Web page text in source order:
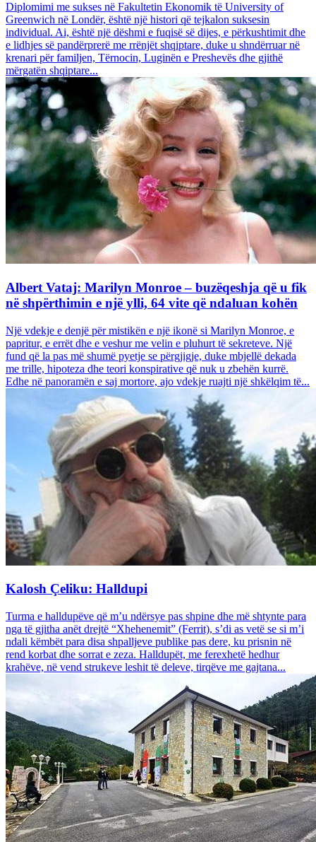
Diplomimi me sukses në Fakultetin Ekonomik të University of
Greenwich në Londër, është një histori që tejkalon suksesin
individual. Ai, është një dëshmi e fuqisë së dijes, e përkushtimit dhe
e lidhjes së pandërprerë me rrënjët shqiptare, duke u shndërruar në
krenari për familjen, Tërnocin, Luginën e Preshevës dhe gjithë
mërgatën shqiptare...
Albert Vataj: Marilyn Monroe – buzëqeshja që u fik
në shpërthimin e një ylli, 64 vite që ndaluan kohën
Një vdekje e denjë për mistikën e një ikonë si Marilyn Monroe, e
papritur, e errët dhe e veshur me velin e pluhurt të sekreteve. Një
fund që la pas më shumë pyetje se përgjigje, duke mbjellë dekada
me trille, hipoteza dhe teori konspirative që nuk u zbehën kurrë.
Edhe në panoramën e saj mortore, ajo vdekje ruajti një shkëlqim të...
Kalosh Çeliku: Halldupi
Turma e halldupëve që m’u ndërsye pas shpine dhe më shtynte para
nga të gjitha anët drejtë “Xhehenemit” (Ferrit), s’di as vetë se si m’i
ndali këmbët para disa shpalljeve publike pas dere, ku prisnin në
rend korbat dhe sorrat e zeza. Halldupët, me ferexhetë hedhur
krahëve, në vend strukeve leshit të deleve, tirqëve me gajtana...